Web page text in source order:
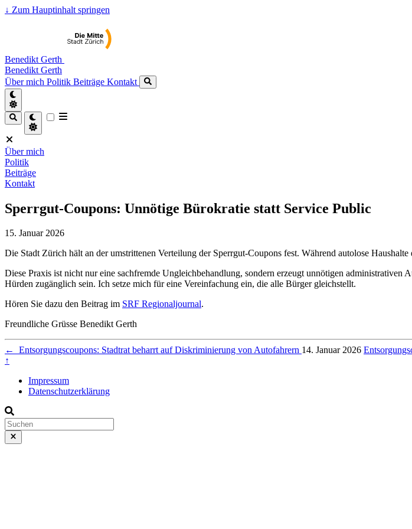
↓ Zum Hauptinhalt springen
Benedikt Gerth
Benedikt Gerth
Über mich Politik Beiträge Kontakt
Über mich
Politik
Beiträge
Kontakt
Sperrgut-Coupons: Unnötige Bürokratie statt Service Public
15. Januar 2026
Die Stadt Zürich hält an der umstrittenen Verteilung der Sperrgut-Coupons fest. Während autolose
Diese Praxis ist nicht nur eine sachfremde Ungleichbehandlung, sondern erzeugt unnötigen
Hürden zugänglich sein. Ich setze mich für eine Vereinfachung ein, die alle Bürger gleichstellt.
Hören Sie dazu den Beitrag im SRF Regionaljournal.
Freundliche Grüsse Benedikt Gerth
← Entsorgungscoupons: Stadtrat beharrt auf Diskriminierung von Autofahrern 14. Januar 2026
↑
Impressum
Datenschutzerklärung